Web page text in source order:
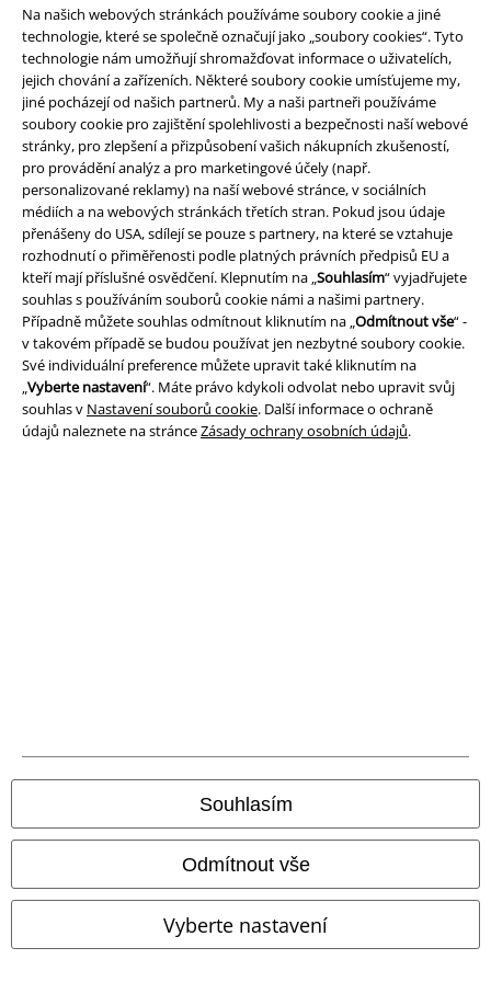
Na našich webových stránkách používáme soubory cookie a jiné
technologie, které se společně označují jako „soubory cookies“. Tyto
technologie nám umožňují shromažďovat informace o uživatelích,
jejich chování a zařízeních. Některé soubory cookie umísťujeme my,
jiné pocházejí od našich partnerů. My a naši partneři používáme
soubory cookie pro zajištění spolehlivosti a bezpečnosti naší webové
stránky, pro zlepšení a přizpůsobení vašich nákupních zkušeností,
pro provádění analýz a pro marketingové účely (např.
personalizované reklamy) na naší webové stránce, v sociálních
médiích a na webových stránkách třetích stran. Pokud jsou údaje
přenášeny do USA, sdílejí se pouze s partnery, na které se vztahuje
rozhodnutí o přiměřenosti podle platných právních předpisů EU a
kteří mají příslušné osvědčení. Klepnutím na „Souhlasím“ vyjadřujete
souhlas s používáním souborů cookie námi a našimi partnery.
Případně můžete souhlas odmítnout kliknutím na „Odmítnout vše“ -
v takovém případě se budou používat jen nezbytné soubory cookie.
Své individuální preference můžete upravit také kliknutím na
„Vyberte nastavení“. Máte právo kdykoli odvolat nebo upravit svůj
souhlas v Nastavení souborů cookie. Další informace o ochraně
údajů naleznete na stránceZásady ochrany osobních údajů.
Souhlasím
Odmítnout vše
Vyberte nastavení
straně lze bez problémů kombinovat.
20%
E-Mail Newsletter
Získejte 20% slevový poukaz, když se přihlásíte
teď!Více
Tímto souhlasím se zasíláním EMP Newslettru a souhlasím s tím, že
E.M.P. Merchandising mbH může zpracovávat mé osobní údaje a
pravidelně mi posílat informace o svých produktech. Mé osobní údaje
budou zpracovány v souladu s ustanovenímiOchrana osobních údajů.
Můj souhlas mohu kdykoliv odvolat na odhlašovací odkaz/link.
Unsubscribehere.
Odebírat
Nedovolali jste se? Prosím, kontaktujte nás znovu: zítra od 09:00 do
17:00.Dozvědět se více
Zákaznícky servis